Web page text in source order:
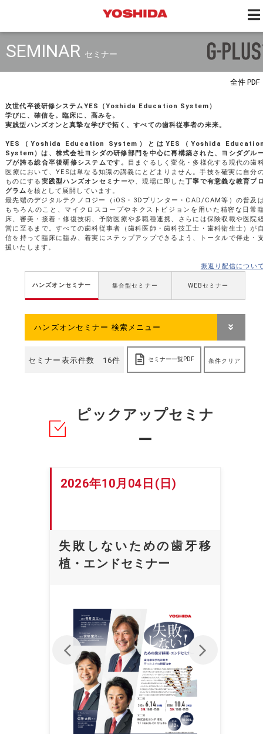
SEMINAR セミナー
全件 PDF
次世代卒後研修システムYES（Yoshida Education System）
学びに、確信を。臨床に、高みを。
実践型ハンズオンと真摯な学びで拓く、すべての歯科従事者の未来。
YES（Yoshida Education System）とは YES（Yoshida
System）は、株式会社ヨシダの研修部門を中心に再構築された、ヨシダグル
プが誇る総合卒後研修システムです。 目まぐるしく変化・多様化する現代の歯
医療において、YESは単なる知識の講義にとどまりません。手技を確実に自分
ものにする 実践型ハンズオンセミナーや、現場に即した丁寧で有意義な教育プ
グラム を核として展開しています。
最先端のデジタルテクノロジー（iOS・3Dプリンター・CAD/CAM等）の普及
もちろんのこと、マイクロスコープやネクストビジョンを用いた精密な日常
床、審美・接着・修復技術、予防医療や多職種連携、さらには保険収載や医院
営に至るまで。すべての歯科従事者（歯科医師・歯科技工士・歯科衛生士）が
信を持って臨床に臨み、着実にステップアップできるよう、トータルで伴走・
援いたします。
振返り配信につい
ハンズオンセミナー 集合型セミナー WEBセミナー
ハンズオンセミナー 検索メニュー
セミナー表示件数 16件 セミナー一覧PDF 条件クリア
ピックアップセミナ
ー
2026年10月04日(日)
失敗しないための歯牙移
植・エンドセミナー